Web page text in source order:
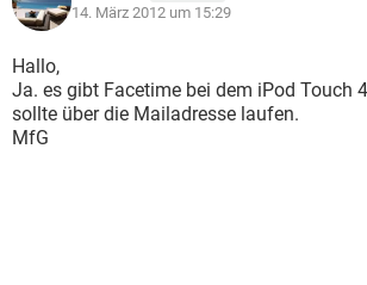
14. März 2012 um 15:29
Hallo,
Ja. es gibt Facetime bei dem iPod Touch
sollte über die Mailadresse laufen.
MfG